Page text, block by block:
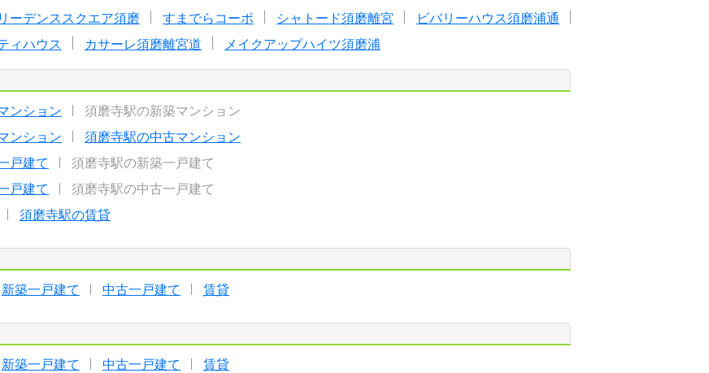
リーデンススクエア須磨 すまでらコーポ シャトード須磨離宮
ビバリーハウス須磨浦通
ィハウス カサーレ須磨離宮道 メイクアップハイツ須磨浦
ンション
須磨寺駅の新築マンション
ンション
須磨寺駅の中古マンション
戸建て
須磨寺駅の新築一戸建て
戸建て
須磨寺駅の中古一戸建て
須磨寺駅の賃貸
新築一戸建て 中古一戸建て 賃貸
新築一戸建て 中古一戸建て 賃貸